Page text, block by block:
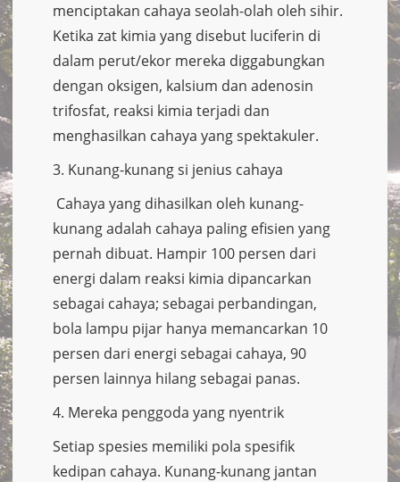
menciptakan cahaya seolah-olah oleh sihir.
Ketika zat kimia yang disebut luciferin di
dalam perut/ekor mereka diggabungkan
dengan oksigen, kalsium dan adenosin
trifosfat, reaksi kimia terjadi dan
menghasilkan cahaya yang spektakuler.
3. Kunang-kunang si jenius cahaya
Cahaya yang dihasilkan oleh kunang-
kunang adalah cahaya paling efisien yang
pernah dibuat. Hampir 100 persen dari
energi dalam reaksi kimia dipancarkan
sebagai cahaya; sebagai perbandingan,
bola lampu pijar hanya memancarkan 10
persen dari energi sebagai cahaya, 90
persen lainnya hilang sebagai panas.
4. Mereka penggoda yang nyentrik
Setiap spesies memiliki pola spesifik
kedipan cahaya. Kunang-kunang jantan